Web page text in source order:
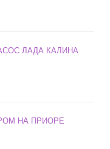
ЛАДА КАЛИНА
НА ПРИОРЕ